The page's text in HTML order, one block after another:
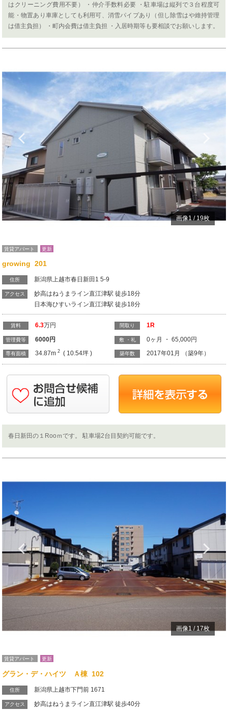
はクリーニング費用不要） ・仲介手数料必要 ・駐車場は縦列で３台程度可
能・物置あり車庫としても利用可、消雪パイプあり（但し除雪はや維持管理
は借主負担） ・町内会費は借主負担 ・入居時期等も要相談でお願いします。
Previous
画像1/19枚
賃貸アパート 更新
growing 201
住所 新潟県上越市春日新田1 5-9
アクセス
妙高はねうまライン直江津駅 徒歩18分
日本海ひすいライン直江津駅 徒歩18分
賃料 6.3万円
管理費等 6000円
専有面積 34.87m 2( 10.54坪 )
間取り 1R
敷 ・礼 0ヶ月 ・ 65,000円
築年数 2017年01月 （築9年）
春日新田の１Rooｍです。 駐車場2台目契約可能です。
Previous
画像1 / 17枚
賃貸アパート 更新
グラン・デ・ハイツ Ａ棟 102
住所 新潟県上越市下門前 1671
アクセス 妙高はねうまライン直江津駅 徒歩40分